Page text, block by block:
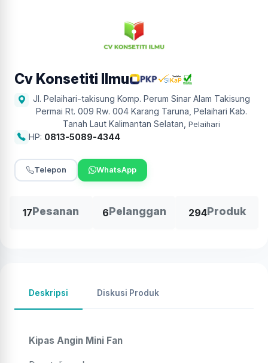
Cv Konsetiti Ilmu
Jl. Pelaihari-takisung Komp. Perum Sinar Alam Takisung
Permai Rt. 009 Rw. 004 Karang Taruna, Pelaihari Kab.
Tanah Laut Kalimantan Selatan Pelaihari
HP: 0813-5089-4344
Telepon WhatsApp
17Pesanan 6Pelanggan 294Produk
Deskripsi Diskusi Produk
Kipas Angin Mini Fan